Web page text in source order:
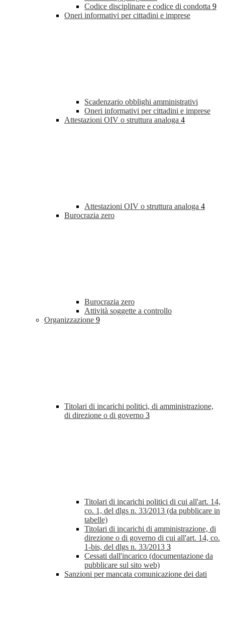
Codice disciplinare e codice di condotta 9
Oneri informativi per cittadini e imprese
Scadenzario obblighi amministrativi
Oneri informativi per cittadini e imprese
Attestazioni OIV o struttura analoga 4
Attestazioni OIV o struttura analoga 4
Burocrazia zero
Burocrazia zero
Attività soggette a controllo
Organizzazione 9
Titolari di incarichi politici, di amministrazione,
di direzione o di governo 3
Titolari di incarichi politici di cui all'art. 14,
co. 1, del dlgs n. 33/2013 (da pubblicare in
tabelle)
Titolari di incarichi di amministrazione, di
direzione o di governo di cui all'art. 14, co.
1-bis, del dlgs n. 33/2013 3
Cessati dall'incarico (documentazione da
pubblicare sul sito web)
Sanzioni per mancata comunicazione dei dati